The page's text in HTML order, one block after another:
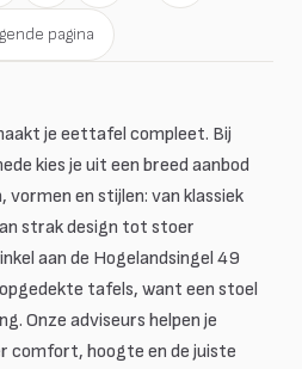
pagina
je eettafel compleet. Bij
kies je uit een breed aanbod
vormen en stijlen: van klassiek
strak design tot stoer
aan de Hogelandsingel 49
tafels, want een stoel
Onze adviseurs helpen je
comfort, hoogte en de juiste